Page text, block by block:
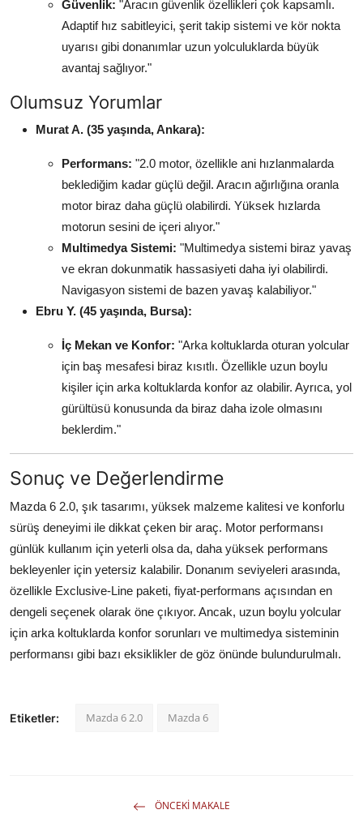
Güvenlik: "Aracın güvenlik özellikleri çok kapsamlı.
Adaptif hız sabitleyici, şerit takip sistemi ve kör nokta
uyarısı gibi donanımlar uzun yolculuklarda büyük
avantaj sağlıyor."
Olumsuz Yorumlar
Murat A. (35 yaşında, Ankara):
Performans: "2.0 motor, özellikle ani hızlanmalarda
beklediğim kadar güçlü değil. Aracın ağırlığına oranla
motor biraz daha güçlü olabilirdi. Yüksek hızlarda
motorun sesini de içeri alıyor."
Multimedya Sistemi: "Multimedya sistemi biraz yavaş
ve ekran dokunmatik hassasiyeti daha iyi olabilirdi.
Navigasyon sistemi de bazen yavaş kalabiliyor."
Ebru Y. (45 yaşında, Bursa):
İç Mekan ve Konfor: "Arka koltuklarda oturan yolcular
için baş mesafesi biraz kısıtlı. Özellikle uzun boylu
kişiler için arka koltuklarda konfor az olabilir. Ayrıca, yol
gürültüsü konusunda da biraz daha izole olmasını
beklerdim."
Sonuç ve Değerlendirme
Mazda 6 2.0, şık tasarımı, yüksek malzeme kalitesi ve konforlu
sürüş deneyimi ile dikkat çeken bir araç. Motor performansı
günlük kullanım için yeterli olsa da, daha yüksek performans
bekleyenler için yetersiz kalabilir. Donanım seviyeleri arasında,
özellikle Exclusive-Line paketi, fiyat-performans açısından en
dengeli seçenek olarak öne çıkıyor. Ancak, uzun boylu yolcular
için arka koltuklarda konfor sorunları ve multimedya sisteminin
performansı gibi bazı eksiklikler de göz önünde bulundurulmalı.
Etiketler: Mazda 6 2.0 Mazda 6
ÖNCEKI MAKALE